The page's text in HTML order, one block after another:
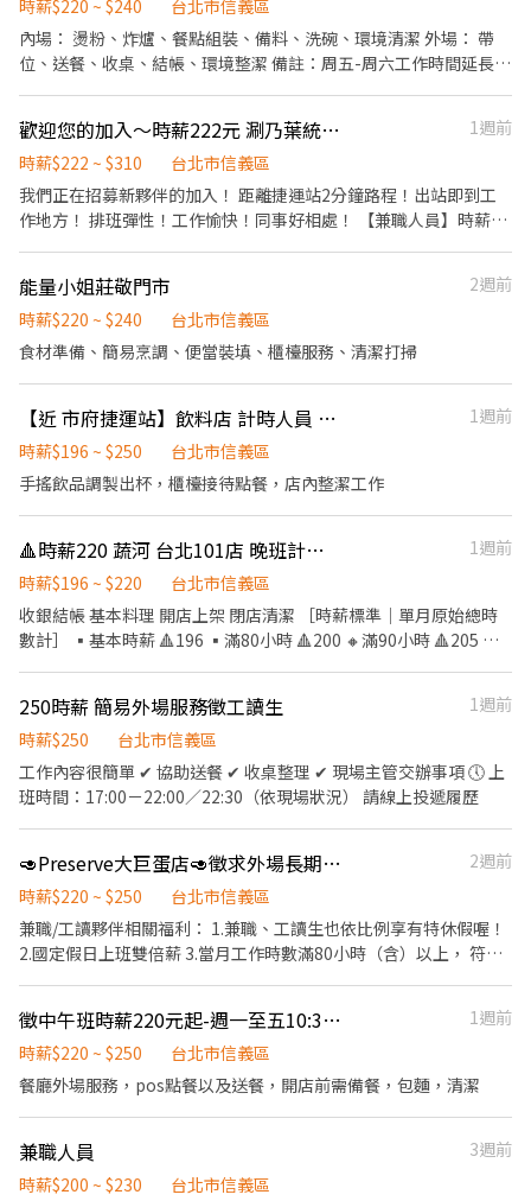
合作能力。他們應該能夠快速反應客人需求，提供出色的顧客服
務，並確保餐廳的運作順利。
前與烹飪中之準備工作與其他餐廳相關事務。 ．負責洗、剝、削、
切各種食材。 ．負責清理工作環境、設備和餐具。 ．準備不同餐點
所需要的食材。 ．協助測量食材的容量與重量。 ．負責擺盤、打包
時薪$220 ~ $240
台北市信義區
內場： 燙粉、炸爐、餐點組裝、備料、洗碗、環境清潔 外場： 帶
位、送餐、收桌、結帳、環境整潔 備註：周五-周六工作時間延長至
歡迎您的加入～時薪222元 涮乃葉統一時代店
1週前
時薪$222 ~ $310
台北市信義區
我們正在招募新夥伴的加入！ 距離捷運站2分鐘路程！出站即到工
作地方！ 排班彈性！工作愉快！同事好相處！ 【兼職人員】時薪：
慶獎金、年終獎金、宵夜津貼 2.同事好相處|尾牙| 員工不定期聚餐
一每月員工75折用餐家族卷 歡迎喜歡交朋友、活潑、願意久站、體
力好、正向不抱怨的朋友加入我們人 不管是學生兼職、二度就業、
餐點上的建議。 ．後續將顧客點餐訊息通知廚房做餐，或可進行簡
易餐飲之料理 ．於顧客用餐完畢後，負責收拾碗盤與清理環境。 ．
飪前與烹飪中
能量小姐莊敬門市
2週前
時薪$220 ~ $240
台北市信義區
食材準備、簡易烹調、便當裝填、櫃檯服務、清潔打掃
【近 市府捷運站】飲料店 計時人員 招募（三名）
1週前
時薪$196 ~ $250
台北市信義區
手搖飲品調製出杯，櫃檯接待點餐，店內整潔工作
🔺時薪220 蔬河 台北101店 晚班計時人員（供餐）
1週前
時薪$196 ~ $220
台北市信義區
收銀結帳 基本料理 開店上架 閉店清潔 ［時薪標準｜單月原始總時
數計］ ▪️基本時薪 🔺196 ▪️滿80小時 🔺200 🔸滿90小時 🔺205 🔸
盡力滿足 #國定假日雙倍薪 #滿三個月健檢補助
250時薪 簡易外場服務徵工讀生
1週前
時薪$250
台北市信義區
工作內容很簡單 ✔ 協助送餐 ✔ 收桌整理 ✔ 現場主管交辦事項 🕔 上
班時間：17:00－22:00／22:30（依現場狀況） 請線上投遞履歷
🥑Preserve大巨蛋店🥑徵求外場長期工讀，時薪超過你想像😊
2週前
時薪$220 ~ $250
台北市信義區
兼職/工讀夥伴相關福利： 1.兼職、工讀生也依比例享有特休假喔！
2.國定假日上班雙倍薪 3.當月工作時數滿80小時（含）以上， 符合
定） 7.員工餐福利（依照各品牌規定） 8.尾牙或春酒 9.有附員工餐
餐飲外場： ．負責為顧客帶位、安排座位、倒水。 ．將菜單遞給顧
客、解決顧客提出之疑問，並給予餐點上的建議。 ．後續將顧客點
餐訊息通知廚房做餐，或可進行簡易餐飲之料理，如：烤土司或調
負責結帳、收銀等工作。
徵中午班時薪220元起-週一至五10:30-14:30-（近101世貿）
1週前
時薪$220 ~ $250
台北市信義區
餐廳外場服務，pos點餐以及送餐，開店前需備餐，包麵，清潔
兼職人員
3週前
時薪$200 ~ $230
台北市信義區